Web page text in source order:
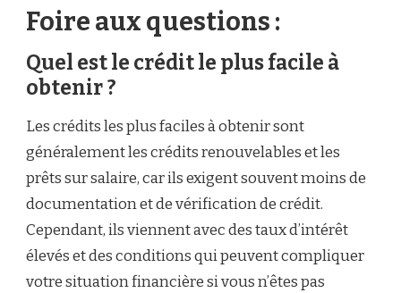
Foire aux questions :
Quel est le crédit le plus facile à
obtenir ?
Les crédits les plus faciles à obtenir sont
généralement les crédits renouvelables et les
prêts sur salaire, car ils exigent souvent moins de
documentation et de vérification de crédit.
Cependant, ils viennent avec des taux d’intérêt
élevés et des conditions qui peuvent compliquer
votre situation financière si vous n’êtes pas